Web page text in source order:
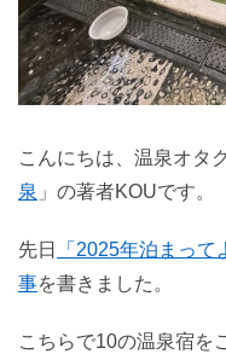
こんにちは、温泉オタ
泉 」の著者KOUです。
先日
「2025年泊まっ
事を書きました。
こちらで10の温泉宿を